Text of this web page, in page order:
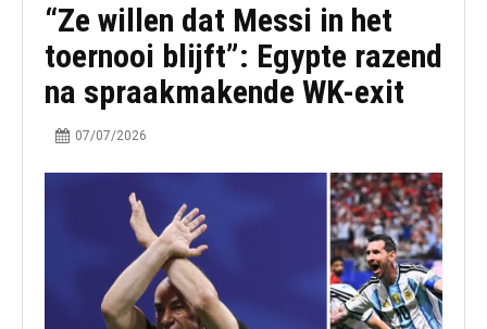
“Ze willen dat Messi in het
toernooi blijft”: Egypte razend
na spraakmakende WK-exit
07/07/2026